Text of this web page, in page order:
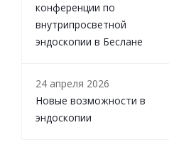
конференции по
внутрипросветной
эндоскопии в Беслане
24 апреля 2026
Новые возможности в
эндоскопии